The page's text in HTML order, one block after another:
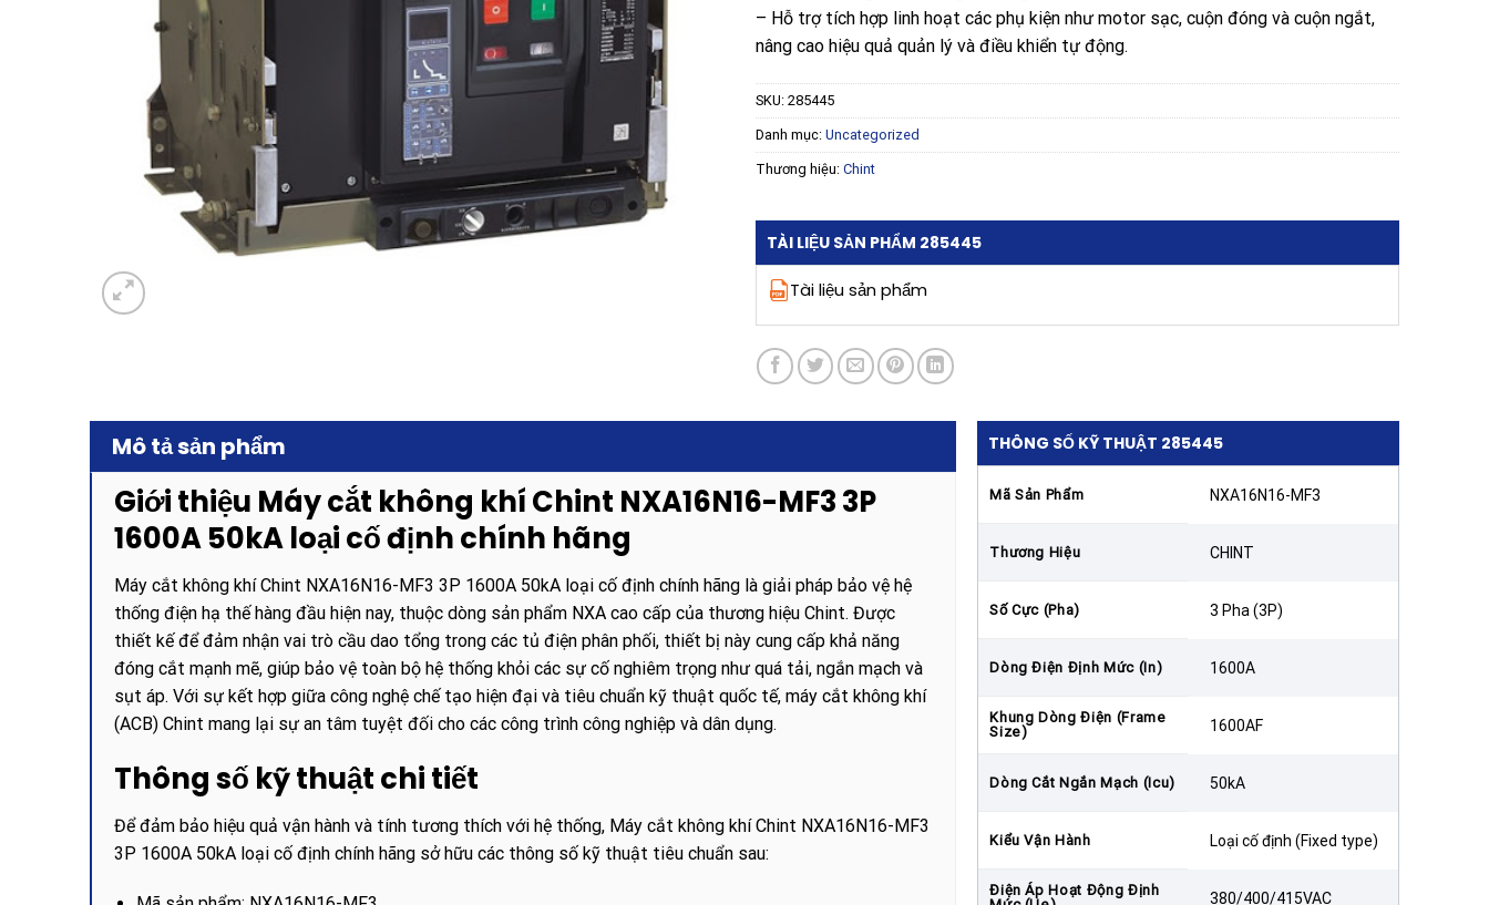
– Hỗ trợ tích hợp linh hoạt các phụ kiện như motor sạc, cuộn đóng và cuộn ngắt,
nâng cao hiệu quả quản lý và điều khiển tự động.
SKU: 285445
Danh mục: Uncategorized
Thương hiệu: Chint
TÀI LIỆU SẢN PHẨM 285445
Tài liệu sản phẩm
Mô tả sản phẩm
Giới thiệu Máy cắt không khí Chint NXA16N16-MF3 3P
1600A 50kA loại cố định chính hãng
Máy cắt không khí Chint NXA16N16-MF3 3P 1600A 50kA loại cố định chính hãng là giải pháp bảo vệ hệ
thống điện hạ thế hàng đầu hiện nay, thuộc dòng sản phẩm NXA cao cấp của thương hiệu Chint. Được
thiết kế để đảm nhận vai trò cầu dao tổng trong các tủ điện phân phối, thiết bị này cung cấp khả năng
đóng cắt mạnh mẽ, giúp bảo vệ toàn bộ hệ thống khỏi các sự cố nghiêm trọng như quá tải, ngắn mạch và
sụt áp. Với sự kết hợp giữa công nghệ chế tạo hiện đại và tiêu chuẩn kỹ thuật quốc tế, máy cắt không khí
(ACB) Chint mang lại sự an tâm tuyệt đối cho các công trình công nghiệp và dân dụng.
Thông số kỹ thuật chi tiết
Để đảm bảo hiệu quả vận hành và tính tương thích với hệ thống, Máy cắt không khí Chint NXA16N16-MF3
3P 1600A 50kA loại cố định chính hãng sở hữu các thông số kỹ thuật tiêu chuẩn sau:
THÔNG SỐ KỸ THUẬT 285445
Mã Sản Phẩm NXA16N16-MF3
Thương Hiệu CHINT
Số Cực (Pha) 3 Pha (3P)
Dòng Điện Định Mức (In) 1600A
Khung Dòng Điện (Frame
Size)
1600AF
Dòng Cắt Ngắn Mạch (Icu) 50kA
Kiểu Vận Hành Loại cố định (Fixed type)
Điện Áp Hoạt Động Định
380/400/415VAC